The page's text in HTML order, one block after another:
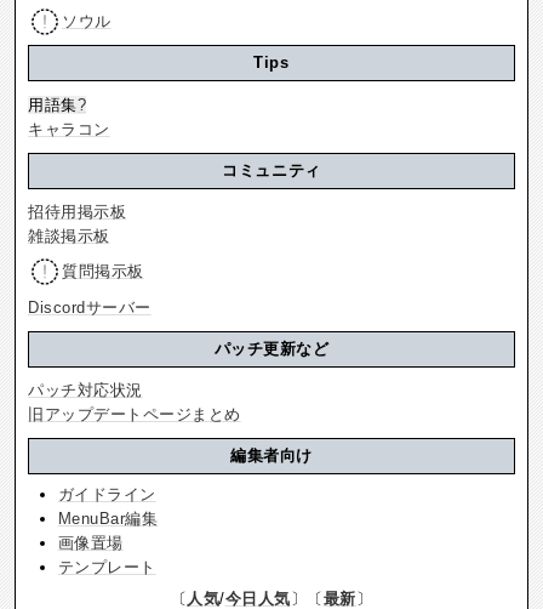
ソウル
Tips
用語集?
キャラコン
コミュニティ
招待用掲示板
雑談掲示板
質問掲示板
Discordサーバー
パッチ更新など
パッチ対応状況
旧アップデートページまとめ
編集者向け
ガイドライン
MenuBar編集
画像置場
テンプレート
〔 人気/今日人気 〕〔 最新 〕